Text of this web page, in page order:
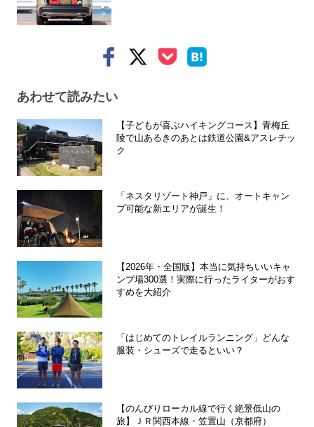
あわせて読みたい
【子どもが喜ぶハイキングコース】青梅丘
陵で山あるきのあとは鉄道公園&アスレチッ
ク
「ネスタリゾート神戸」に、オートキャン
プ可能な新エリアが誕生！
【2026年・全国版】本当に気持ちいいキャ
ンプ場300選！実際に行ったライターがおす
すめを大紹介
「はじめてのトレイルランニング」どんな
服装・シューズで走るといい？
【のんびりローカル線で行く絶景低山の
旅】ＪＲ関西本線・笠置山（京都府）